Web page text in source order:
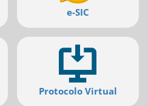
e-SIC
Protocolo Virtual